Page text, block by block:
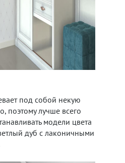
под собой некую
поэтому лучше всего
модели цвета
дуб с лаконичными